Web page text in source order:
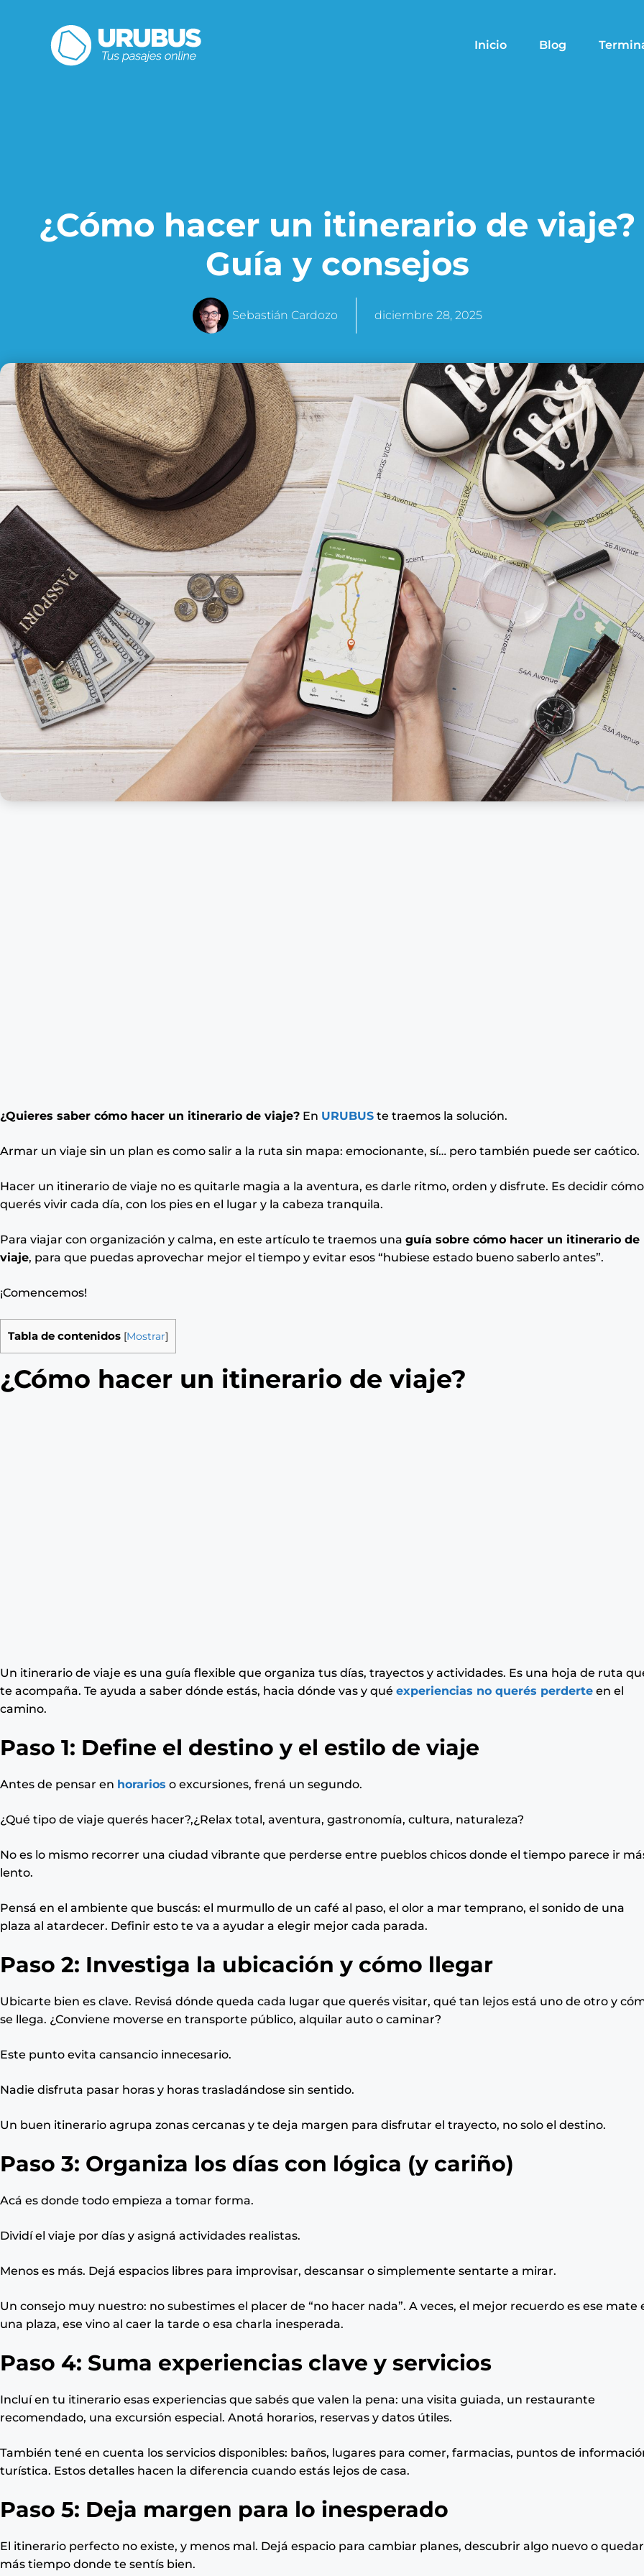
Inicio Blog
¿Cómo hacer un itinerario de viaje?
Guía y consejos
Sebastián Cardozo diciembre 28, 2025
¿Quieres saber cómo hacer un itinerario de viaje? En URUBUS te traemos la solución.
Armar un viaje sin un plan es como salir a la ruta sin mapa: emocionante, sí… pero también puede ser caótico.
Hacer un itinerario de viaje no es quitarle magia a la aventura, es darle ritmo, orden y disfrute. Es decidir cómo
querés vivir cada día, con los pies en el lugar y la cabeza tranquila.
Para viajar con organización y calma, en este artículo te traemos una guía sobre cómo hacer un itinerario de
viaje, para que puedas aprovechar mejor el tiempo y evitar esos “hubiese estado bueno saberlo antes”.
¡Comencemos!
Tabla de contenidos [Mostrar]
¿Cómo hacer un itinerario de viaje?
Un itinerario de viaje es una guía flexible que organiza tus días, trayectos y actividades. Es una hoja de ruta
te acompaña. Te ayuda a saber dónde estás, hacia dónde vas y qué experiencias no querés perderte en el
camino.
Paso 1: Define el destino y el estilo de viaje
Antes de pensar en horarios o excursiones, frená un segundo.
¿Qué tipo de viaje querés hacer?,¿Relax total, aventura, gastronomía, cultura, naturaleza?
No es lo mismo recorrer una ciudad vibrante que perderse entre pueblos chicos donde el tiempo parece ir
lento.
Pensá en el ambiente que buscás: el murmullo de un café al paso, el olor a mar temprano, el sonido de una
plaza al atardecer. Definir esto te va a ayudar a elegir mejor cada parada.
Paso 2: Investiga la ubicación y cómo llegar
Ubicarte bien es clave. Revisá dónde queda cada lugar que querés visitar, qué tan lejos está uno de otro y
se llega. ¿Conviene moverse en transporte público, alquilar auto o caminar?
Este punto evita cansancio innecesario.
Nadie disfruta pasar horas y horas trasladándose sin sentido.
Un buen itinerario agrupa zonas cercanas y te deja margen para disfrutar el trayecto, no solo el destino.
Paso 3: Organiza los días con lógica (y cariño)
Acá es donde todo empieza a tomar forma.
Dividí el viaje por días y asigná actividades realistas.
Menos es más. Dejá espacios libres para improvisar, descansar o simplemente sentarte a mirar.
Un consejo muy nuestro: no subestimes el placer de “no hacer nada”. A veces, el mejor recuerdo es ese mate
una plaza, ese vino al caer la tarde o esa charla inesperada.
Paso 4: Suma experiencias clave y servicios
Incluí en tu itinerario esas experiencias que sabés que valen la pena: una visita guiada, un restaurante
recomendado, una excursión especial. Anotá horarios, reservas y datos útiles.
También tené en cuenta los servicios disponibles: baños, lugares para comer, farmacias, puntos de
turística. Estos detalles hacen la diferencia cuando estás lejos de casa.
Paso 5: Deja margen para lo inesperado
El itinerario perfecto no existe, y menos mal. Dejá espacio para cambiar planes, descubrir algo nuevo o
más tiempo donde te sentís bien.